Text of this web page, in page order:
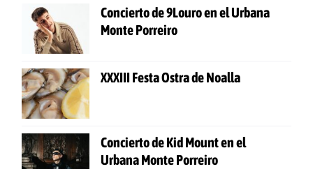
Concierto de 9Louro en el Urbana
Monte Porreiro
XXXIII Festa Ostra de Noalla
Concierto de Kid Mount en el
Urbana Monte Porreiro